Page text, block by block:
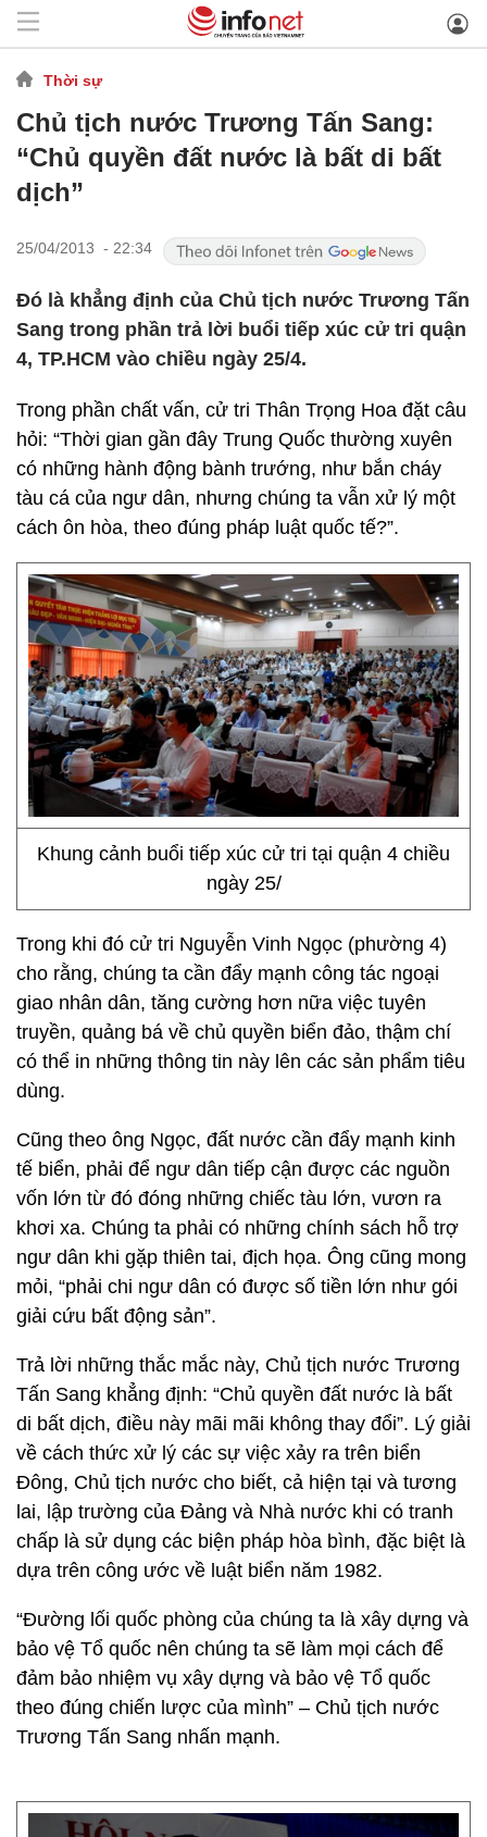
Thời sự
Chủ tịch nước Trương Tấn Sang:
“Chủ quyền đất nước là bất di bất
dịch”
25/04/2013 - 22:34
Đó là khẳng định của Chủ tịch nước Trương Tấn
Sang trong phần trả lời buổi tiếp xúc cử tri quận
4, TP.HCM vào chiều ngày 25/4.
Trong phần chất vấn, cử tri Thân Trọng Hoa đặt câu
hỏi: “Thời gian gần đây Trung Quốc thường xuyên
có những hành động bành trướng, như bắn cháy
tàu cá của ngư dân, nhưng chúng ta vẫn xử lý một
cách ôn hòa, theo đúng pháp luật quốc tế?”.
Khung cảnh buổi tiếp xúc cử tri tại quận 4 chiều
ngày 25/
Trong khi đó cử tri Nguyễn Vinh Ngọc (phường 4)
cho rằng, chúng ta cần đẩy mạnh công tác ngoại
giao nhân dân, tăng cường hơn nữa việc tuyên
truyền, quảng bá về chủ quyền biển đảo, thậm chí
có thể in những thông tin này lên các sản phẩm tiêu
dùng.
Cũng theo ông Ngọc, đất nước cần đẩy mạnh kinh
tế biển, phải để ngư dân tiếp cận được các nguồn
vốn lớn từ đó đóng những chiếc tàu lớn, vươn ra
khơi xa. Chúng ta phải có những chính sách hỗ trợ
ngư dân khi gặp thiên tai, địch họa. Ông cũng mong
mỏi, “phải chi ngư dân có được số tiền lớn như gói
giải cứu bất động sản”.
Trả lời những thắc mắc này, Chủ tịch nước Trương
Tấn Sang khẳng định: “Chủ quyền đất nước là bất
di bất dịch, điều này mãi mãi không thay đổi”. Lý giải
về cách thức xử lý các sự việc xảy ra trên biển
Đông, Chủ tịch nước cho biết, cả hiện tại và tương
lai, lập trường của Đảng và Nhà nước khi có tranh
chấp là sử dụng các biện pháp hòa bình, đặc biệt là
dựa trên công ước về luật biển năm 1982.
“Đường lối quốc phòng của chúng ta là xây dựng và
bảo vệ Tổ quốc nên chúng ta sẽ làm mọi cách để
đảm bảo nhiệm vụ xây dựng và bảo vệ Tổ quốc
theo đúng chiến lược của mình” – Chủ tịch nước
Trương Tấn Sang nhấn mạnh.